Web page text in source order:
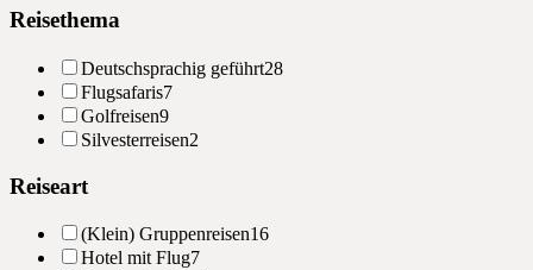
Reisethema
Deutschsprachig geführt28
Flugsafaris7
Golfreisen9
Silvesterreisen2
Reiseart
(Klein) Gruppenreisen16
Hotel mit Flug7